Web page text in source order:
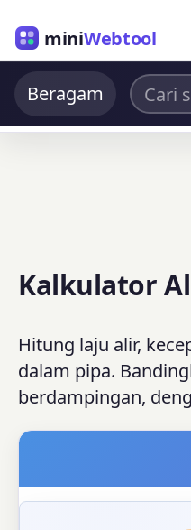
miniWebtool
Beragam
Kalkulator
Hitung laju alir,
dalam pipa.
berdampingan,